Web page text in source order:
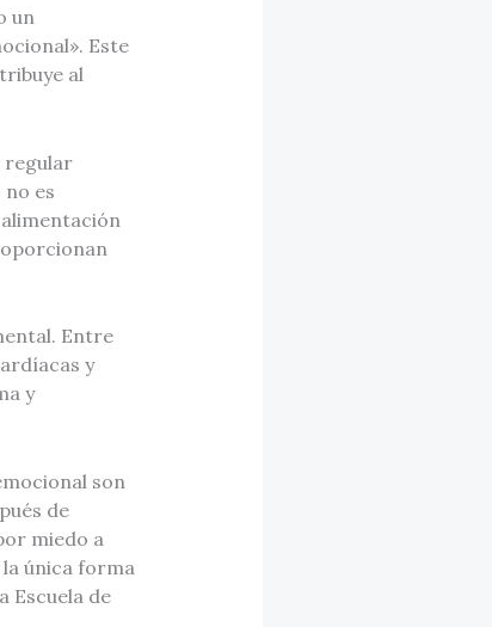
un
Este
al
regular
es
Entre
y
y
son
de
miedo a
única forma
Escuela de